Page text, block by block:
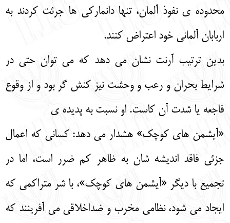
محدوده ی نفوذ آلمان، تنها دانمارکی ها جرئت کردند به
اربابان آلمانی خود اعتراض کنند.
بدین ترتیب آرنت نشان می دهد که می توان حتی در
شرایط بحران و رعب و وحشت نیز کنش گر بود و از وقوع
فاجعه یا شدت آن کاست. او نسبت به پدیده ی
«آیشمن های کوچک» هشدار می دهد: کسانی که اعمال
جزئی فاقد اندیشه شان به ظاهر کم ضرر است، اما در
تجمیع با دیگر «آیشمن های کوچک»، با شر متراکمی که
ایجاد می شود، نظامی مخرب و ضداخلاقی می آفرینند که